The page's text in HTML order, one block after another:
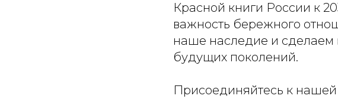
Красной книги России к
важность бережного
наше наследие и сделаем
будущих поколений.
Присоединяйтесь к